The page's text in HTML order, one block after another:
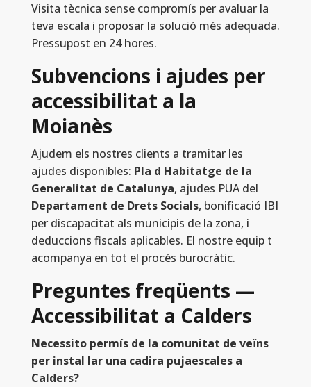
Visita tècnica sense compromís per avaluar la
teva escala i proposar la solució més adequada.
Pressupost en 24 hores.
Subvencions i ajudes per
accessibilitat a la
Moianès
Ajudem els nostres clients a tramitar les
ajudes disponibles: Pla d Habitatge de la
Generalitat de Catalunya, ajudes PUA del
Departament de Drets Socials, bonificació IBI
per discapacitat als municipis de la zona, i
deduccions fiscals aplicables. El nostre equip t
acompanya en tot el procés burocràtic.
Preguntes freqüents —
Accessibilitat a Calders
Necessito permís de la comunitat de veïns
per instal lar una cadira pujaescales a
Calders?